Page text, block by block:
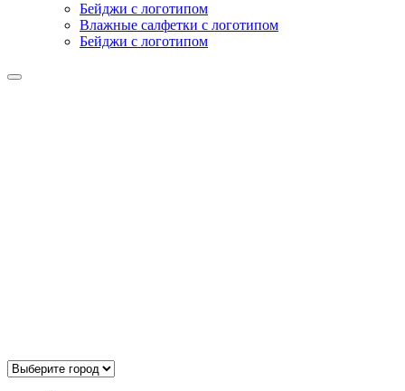
Бейджи с логотипом
Влажные салфетки с логотипом
Бейджи с логотипом